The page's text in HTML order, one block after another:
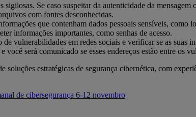
Se caso suspeitar da autenticidade da
com fontes desconhecidas.
que contenham dados pessoais sensíveis, como
informações importantes, como senhas de acesso.
vulnerabilidades em redes sociais e verificar se as suas
será comunicado se esses endereços estão entre os
estratégicas de segurança cibernética, com
de cibersegurança 6-12 novembro